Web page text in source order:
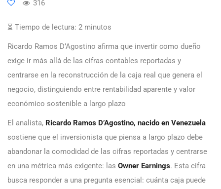
316
⏳ Tiempo de lectura: 2 minutos
Ricardo Ramos D’Agostino afirma que invertir como dueño
exige ir más allá de las cifras contables reportadas y
centrarse en la reconstrucción de la caja real que genera el
negocio, distinguiendo entre rentabilidad aparente y valor
económico sostenible a largo plazo
El analista, Ricardo Ramos D’Agostino, nacido en Venezuela
sostiene que el inversionista que piensa a largo plazo debe
abandonar la comodidad de las cifras reportadas y centrarse
en una métrica más exigente: las Owner Earnings. Esta cifra
busca responder a una pregunta esencial: cuánta caja puede